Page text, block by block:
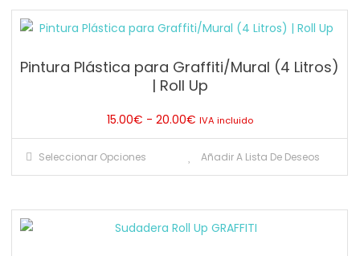
Pintura Plástica para Graffiti/Mural (4 Litros)
| Roll Up
15.00€ - 20.00€Rango
de
precios:
desde
20.00€
IVA incluido
Seleccionar Opciones
múltiples
variantes.
Añadir A Lista De Deseos